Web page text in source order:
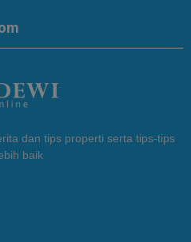
dan tips properti serta tips-tips
baik